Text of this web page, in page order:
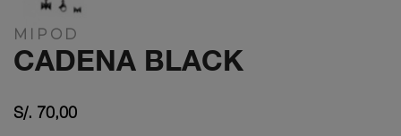
MIPOD
CADENA BLACK
S/. 70,00